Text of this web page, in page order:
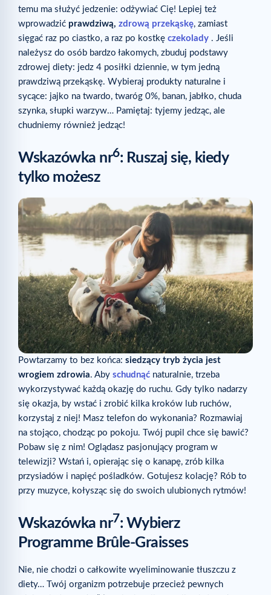
temu ma służyć jedzenie: odżywiać Cię! Lepiej też
wprowadzić prawdziwą, zdrową przekąskę, zamiast
sięgać raz po ciastko, a raz po kostkę czekolady . Jeśli
należysz do osób bardzo łakomych, zbuduj podstawy
zdrowej diety: jedz 4 posiłki dziennie, w tym jedną
prawdziwą przekąskę. Wybieraj produkty naturalne i
sycące: jajko na twardo, twaróg 0%, banan, jabłko, chuda
szynka, słupki warzyw… Pamiętaj: tyjemy jedząc, ale
chudniemy również jedząc!
Wskazówka nr6: Ruszaj się, kiedy
tylko możesz
Powtarzamy to bez końca: siedzący tryb życia jest
wrogiem zdrowia. Aby schudnąć naturalnie, trzeba
wykorzystywać każdą okazję do ruchu. Gdy tylko nadarzy
się okazja, by wstać i zrobić kilka kroków lub ruchów,
korzystaj z niej! Masz telefon do wykonania? Rozmawiaj
na stojąco, chodząc po pokoju. Twój pupil chce się bawić?
Pobaw się z nim! Oglądasz pasjonujący program w
telewizji? Wstań i, opierając się o kanapę, zrób kilka
przysiadów i napięć pośladków. Gotujesz kolację? Rób to
przy muzyce, kołysząc się do swoich ulubionych rytmów!
Wskazówka nr7: Wybierz
Programme Brûle-Graisses
Nie, nie chodzi o całkowite wyeliminowanie tłuszczu z
diety… Twój organizm potrzebuje przecież pewnych